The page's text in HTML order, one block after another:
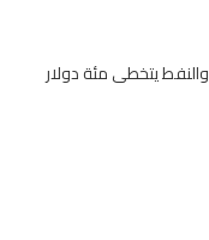
والنفط يتخطى مئة دولار